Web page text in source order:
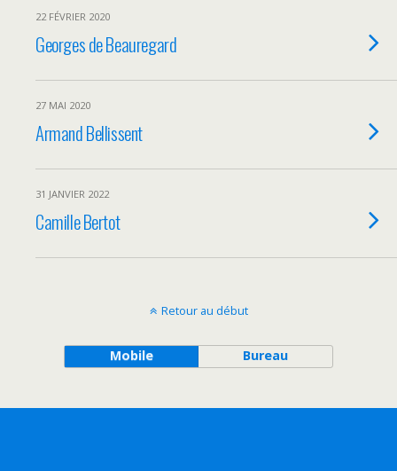
22 FÉVRIER 2020
Georges de Beauregard
27 MAI 2020
Armand Bellissent
31 JANVIER 2022
Camille Bertot
Retour au début
Mobile Bureau